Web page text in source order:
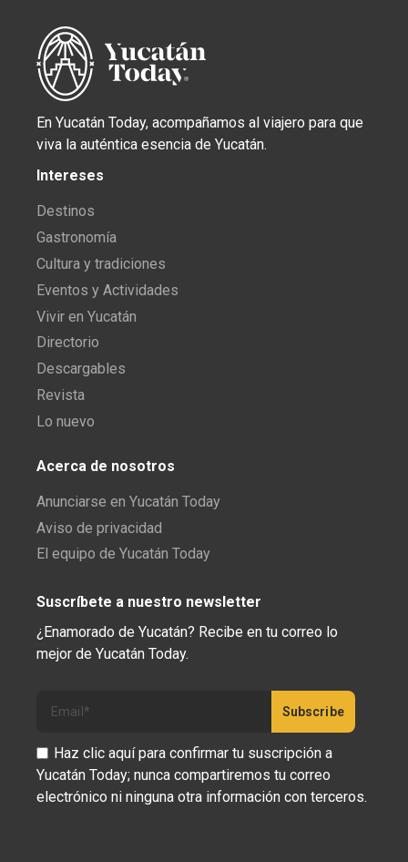
En Yucatán Today, acompañamos al viajero para que
viva la auténtica esencia de Yucatán.
Intereses
Destinos
Gastronomía
Cultura y tradiciones
Eventos y Actividades
Vivir en Yucatán
Directorio
Descargables
Revista
Lo nuevo
Acerca de nosotros
Anunciarse en Yucatán Today
Aviso de privacidad
El equipo de Yucatán Today
Suscríbete a nuestro newsletter
¿Enamorado de Yucatán? Recibe en tu correo lo
mejor de Yucatán Today.
Haz clic aquí para confirmar tu suscripción a
Yucatán Today; nunca compartiremos tu correo
electrónico ni ninguna otra información con terceros.